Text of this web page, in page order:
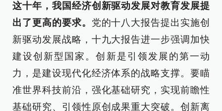
这十年，我国经济创新驱动发展对教育发展提
出了更高的要求。 党的十八大报告提出实施创
新驱动发展战略，十九大报告进一步强调加快
建设创新型国家。创新是引领发展的第一动
力，是建设现代化经济体系的战略支撑。要瞄
准世界科技前沿，强化基础研究，实现前瞻性
基础研究、引领性原创成果重大突破。创新离